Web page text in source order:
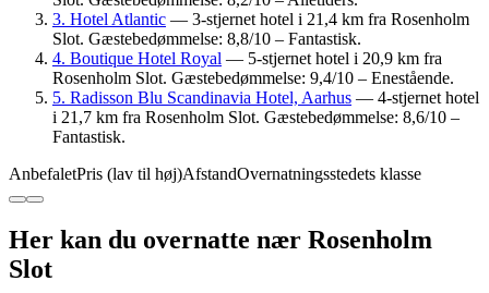
3. Hotel Atlantic — 3-stjernet hotel i 21,4 km fra Rosenholm
Slot. Gæstebedømmelse: 8,8/10 – Fantastisk.
4. Boutique Hotel Royal — 5-stjernet hotel i 20,9 km fra
Rosenholm Slot. Gæstebedømmelse: 9,4/10 – Enestående.
5. Radisson Blu Scandinavia Hotel, Aarhus — 4-stjernet hotel
i 21,7 km fra Rosenholm Slot. Gæstebedømmelse: 8,6/10 –
Fantastisk.
AnbefaletPris (lav til høj)AfstandOvernatningsstedets klasse
Her kan du overnatte nær Rosenholm
Slot